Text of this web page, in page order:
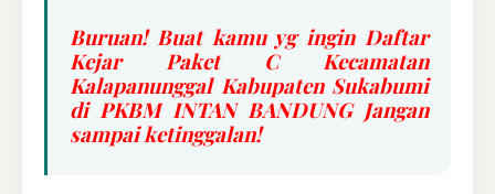
Buruan! Buat kamu yg ingin Daftar
Kejar Paket C Kecamatan
Kalapanunggal Kabupaten Sukabumi
di PKBM INTAN BANDUNG Jangan
sampai ketinggalan!